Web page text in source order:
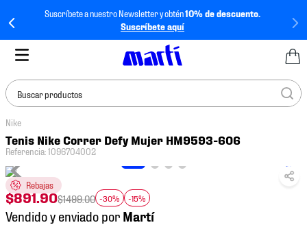
Suscríbete a nuestro Newsletter y obtén10% de descuento.
Suscríbete aquí
Buscar productos
Nike
Tenis Nike Correr Defy Mujer HM9593-606
Referencia:1096704002
Rebajas
$891.90$1499.00 -30% -15%
Vendido y enviado por
TÉRMINOS MÁS
BUSCADOS
1.
2.
tenis hombre
3.
tenis